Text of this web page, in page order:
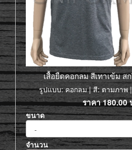
เสื้อยืดคอกลม สีเทาเข้ม
รูปแบบ: คอกลม | สี: ตามภาพ
ราคา180.00
ขนาด
จำนวน